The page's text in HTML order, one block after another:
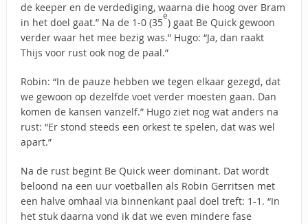
de keeper en de verdediging, waarna die hoog over Bram
in het doel gaat.” Na de 1-0 (35
e
) gaat Be Quick gewoon
verder waar het mee bezig was.” Hugo: “Ja, dan raakt
Thijs voor rust ook nog de paal.”
Robin: “In de pauze hebben we tegen elkaar gezegd, dat
we gewoon op dezelfde voet verder moesten gaan. Dan
komen de kansen vanzelf.” Hugo ziet nog wat anders na
rust: “Er stond steeds een orkest te spelen, dat was wel
apart.”
Na de rust begint Be Quick weer dominant. Dat wordt
beloond na een uur voetballen als Robin Gerritsen met
een halve omhaal via binnenkant paal doel treft: 1-1. “In
het stuk daarna vond ik dat we even mindere fase